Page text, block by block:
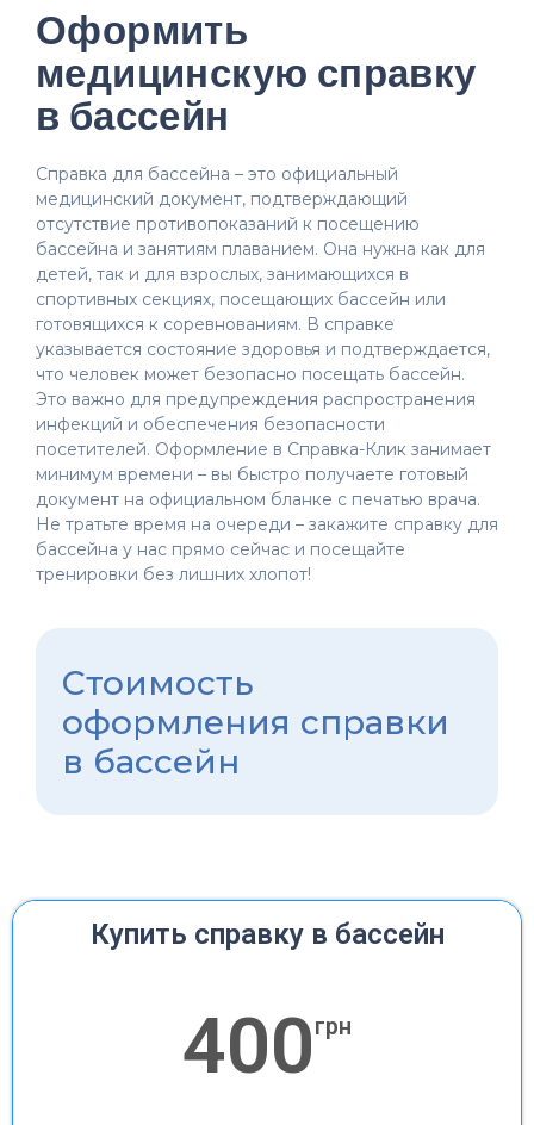
Оформить
медицинскую справку
в бассейн
Справка для бассейна – это официальный
медицинский документ, подтверждающий
отсутствие противопоказаний к посещению
бассейна и занятиям плаванием. Она нужна как для
детей, так и для взрослых, занимающихся в
спортивных секциях, посещающих бассейн или
готовящихся к соревнованиям. В справке
указывается состояние здоровья и подтверждается,
что человек может безопасно посещать бассейн.
Это важно для предупреждения распространения
инфекций и обеспечения безопасности
посетителей. Оформление в Справка-Клик занимает
минимум времени – вы быстро получаете готовый
документ на официальном бланке с печатью врача.
Не тратьте время на очереди – закажите справку для
бассейна у нас прямо сейчас и посещайте
тренировки без лишних хлопот!
Стоимость
оформления справки
в бассейн
Купить справку в бассейн
400грн